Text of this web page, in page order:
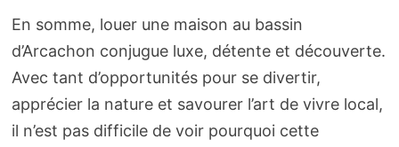
En somme, louer une maison au bassin
d’Arcachon conjugue luxe, détente et découverte.
Avec tant d’opportunités pour se divertir,
apprécier la nature et savourer l’art de vivre local,
il n’est pas difficile de voir pourquoi cette